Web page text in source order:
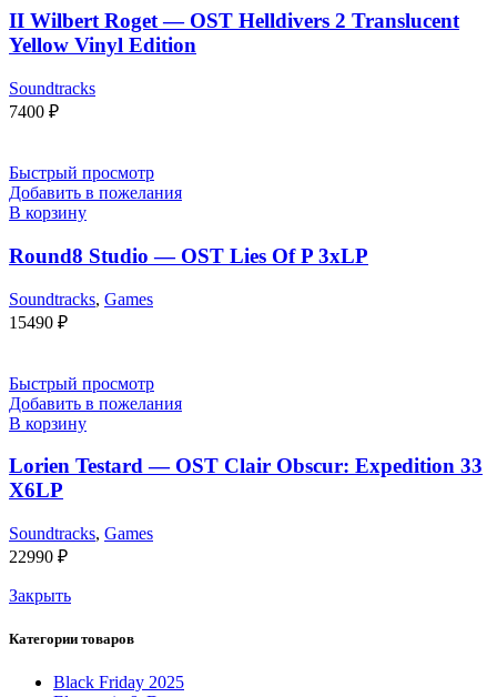
II Wilbert Roget — OST Helldivers 2 Translucent
Yellow Vinyl Edition
Soundtracks
7400 ₽
Быстрый просмотр
Добавить в пожелания
В корзину
Round8 Studio — OST Lies Of P 3xLP
Soundtracks, Games
15490 ₽
Быстрый просмотр
Добавить в пожелания
В корзину
Lorien Testard — OST Clair Obscur: Expedition 33
X6LP
Soundtracks, Games
22990 ₽
Закрыть
Категории товаров
Black Friday 2025